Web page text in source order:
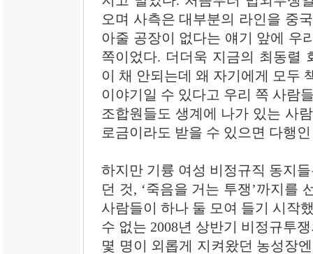
오며 사측은 대부분의 라인을 중
아줄 공장이 없다는 얘기 앞에 우
쪽이었다. 더더욱 지금의 최동렬
이 채 안되는데 왜 자기에게 모두
이야기일 수 있다고 우리 쪽 사람
조합원들도 생계에 나가 있는 사
로금이라도 받을 수 있으면 다행
하지만 기륭 여성 비정규직 동지
던 것, ‘죽음을 거는 투쟁’까지를
사람들이 하나 둘 모여 들기 시작
수 없는 2008년 상반기 비정규투
몇 명이 외롭게 지켜왔던 농성장